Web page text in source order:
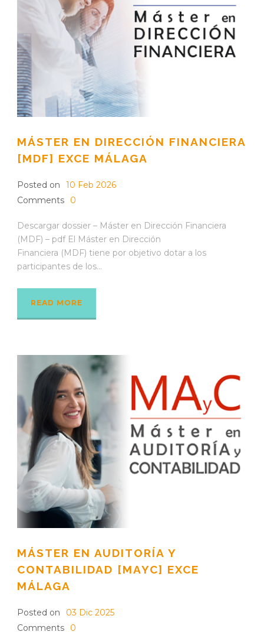
MÁSTER EN DIRECCIÓN FINANCIERA
[MDF] EXCE MÁLAGA
Posted on
10 Feb 2026
Comments
0
Descargar dossier – Máster en Dirección Financiera
(MDF) – pdf El Máster en Dirección
Financiera (MDF) tiene por objetivo dotar a los
participantes de los...
READ MORE
MÁSTER EN AUDITORÍA Y
CONTABILIDAD [MAYC] EXCE
MÁLAGA
Posted on
03 Dic 2025
Comments
0